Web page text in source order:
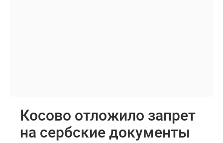
Косово отложило запрет
на сербские документы